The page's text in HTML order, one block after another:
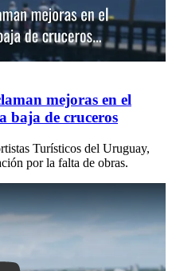
mejoras en el
baja de cruceros
Turísticos del Uruguay,
por la falta de obras.